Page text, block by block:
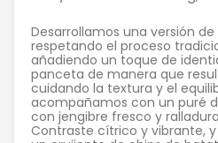
Desarrollamos una versión de
respetando el proceso
añadiendo un toque de
panceta de manera que
cuidando la textura y el
acompañamos con un puré
con jengibre fresco y
Contraste cítrico y vibrante,